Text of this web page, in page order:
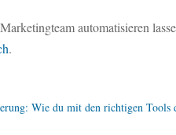
automatisieren
.
Wie du mit den richtigen Tools